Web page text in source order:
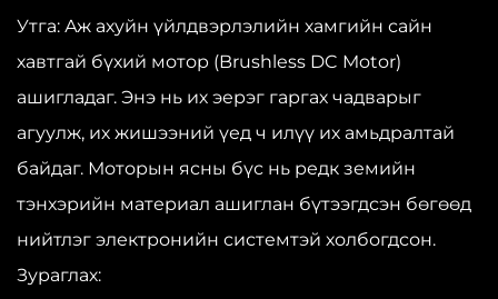
Утга: Аж ахуйн үйлдвэрлэлийн хамгийн сайн
хавтгай бүхий мотор (Brushless DC Motor)
ашигладаг. Энэ нь их эерэг гаргах чадварыг
агуулж, их жишээний үед ч илүү их амьдралтай
байдаг. Моторын ясны бүс нь редк земийн
тэнхэрийн материал ашиглан бүтээгдсэн бөгөөд
нийтлэг электронийн системтэй холбогдсон.
Зураглах: